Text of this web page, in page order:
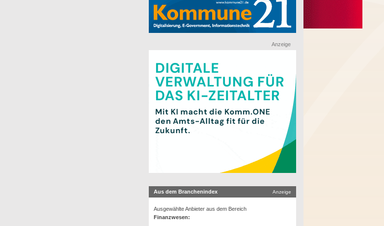
Anzeige
Aus dem Branchenindex Anzeige
Ausgewählte Anbieter aus dem Bereich
Finanzwesen: